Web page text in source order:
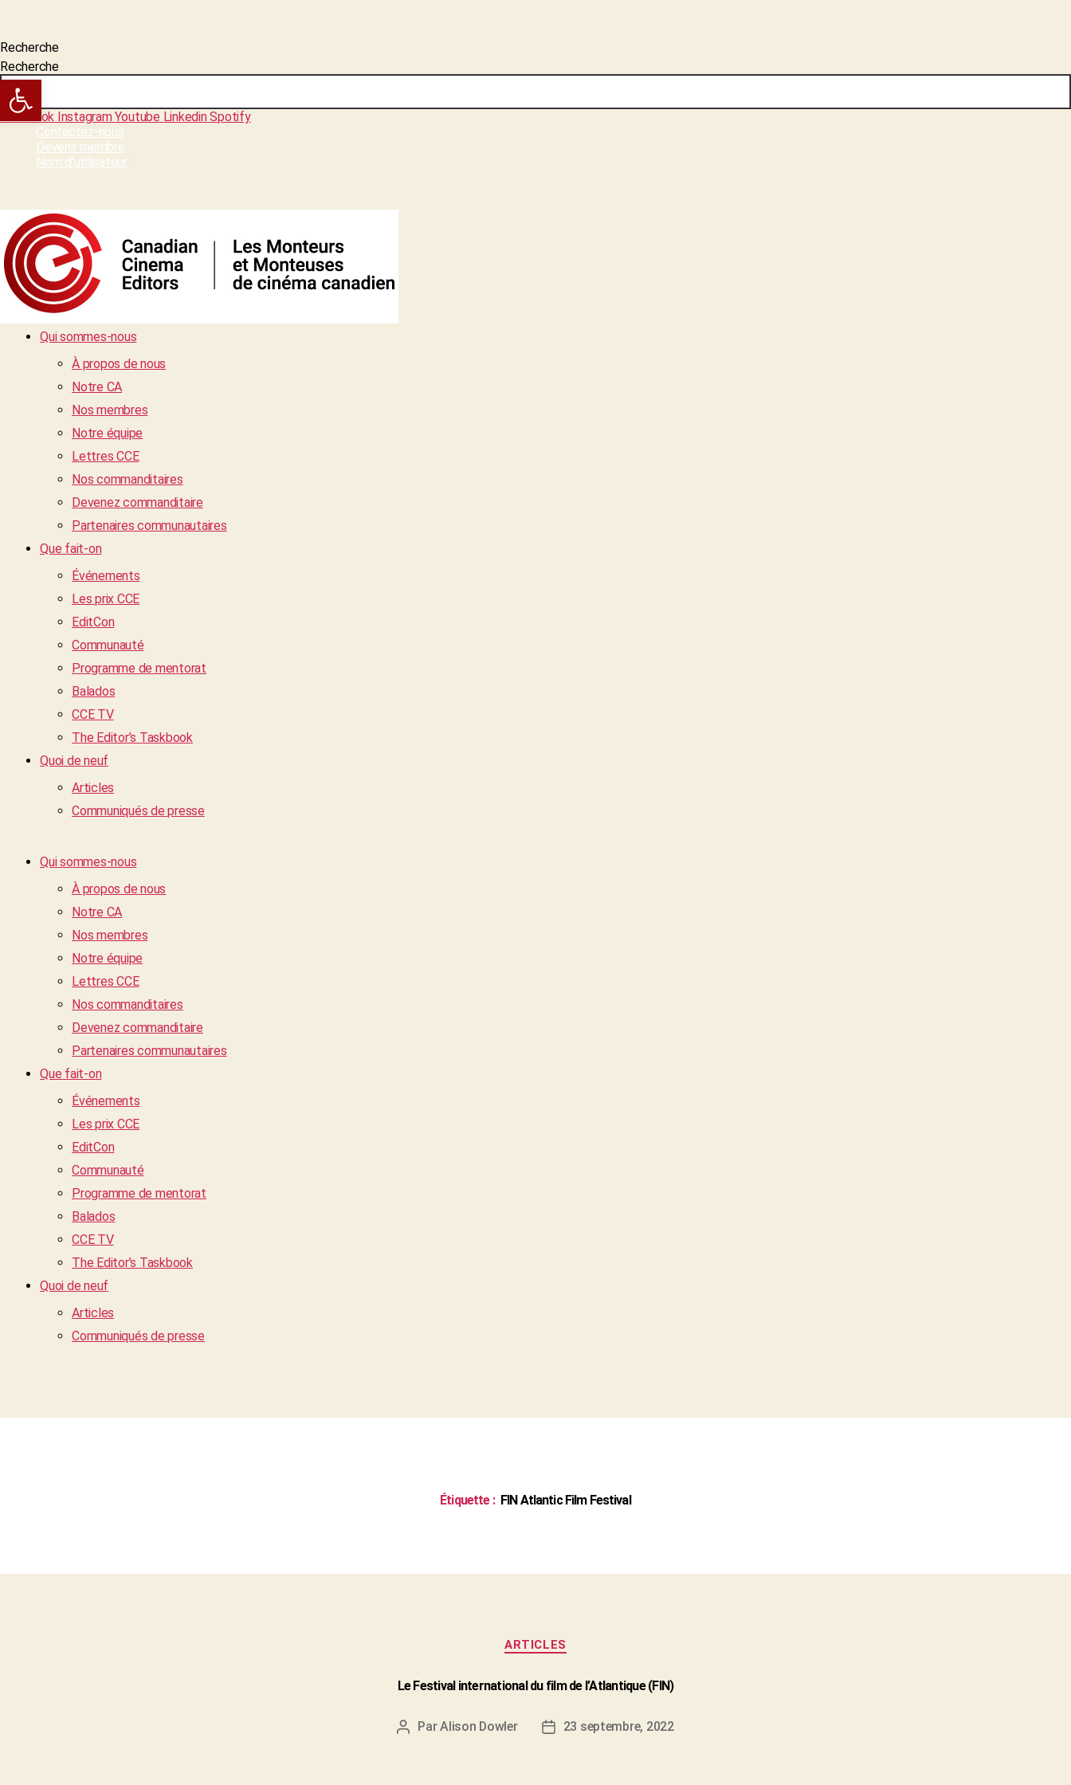
Recherche
Recherche
Facebook InstagramYoutube LinkedinSpotify
Contactez-nous
Devenir membre
Nom d’utilisateur
Qui sommes-nous
À propos de nous
Notre CA
Nos membres
Notre équipe
Lettres CCE
Nos commanditaires
Devenez commanditaire
Partenaires communautaires
Que fait-on
Événements
Les prix CCE
EditCon
Communauté
Programme de mentorat
Balados
CCE TV
The Editor’s Taskbook
Quoi de neuf
Articles
Communiqués de presse
Qui sommes-nous
À propos de nous
Notre CA
Nos membres
Notre équipe
Lettres CCE
Nos commanditaires
Devenez commanditaire
Partenaires communautaires
Que fait-on
Événements
Les prix CCE
EditCon
Communauté
Programme de mentorat
Balados
CCE TV
The Editor’s Taskbook
Quoi de neuf
Articles
Communiqués de presse
Étiquette : FIN Atlantic Film Festival
Catégories
ARTICLES
Le Festival international du film de l’Atlantique (FIN)
Auteur
ParAlison Dowler
Date23 septembre, 2022